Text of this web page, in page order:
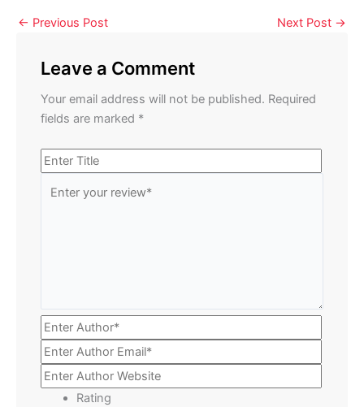
← Previous Post Next Post →
Leave a Comment
Your email address will not be published. Required
fields are marked *
Rating